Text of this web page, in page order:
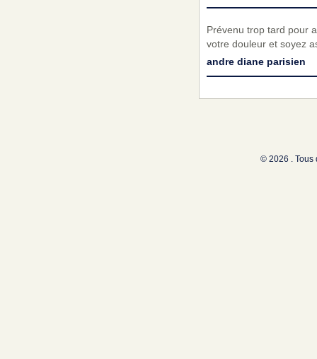
Prévenu trop tard pour
votre douleur et soyez
andre diane parisien
© 2026 . Tous